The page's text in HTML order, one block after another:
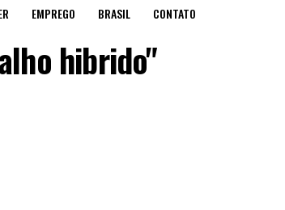
EMPREGO BRASIL CONTATO
hibrido"